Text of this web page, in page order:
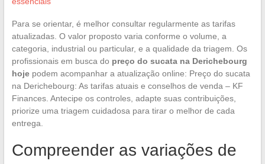
Para se orientar, é melhor consultar regularmente as tarifas
atualizadas. O valor proposto varia conforme o volume, a
categoria, industrial ou particular, e a qualidade da triagem. Os
profissionais em busca do preço do sucata na Derichebourg
hojepodem acompanhar a atualização online: Preço do sucata
na Derichebourg: As tarifas atuais e conselhos de venda – KF
Finances. Antecipe os controles, adapte suas contribuições,
priorize uma triagem cuidadosa para tirar o melhor de cada
entrega.
Compreender as variações de